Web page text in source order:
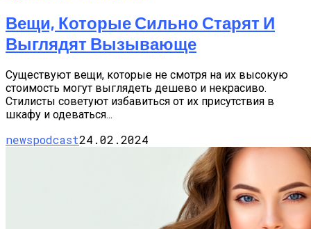
Вещи, Которые Сильно Старят И
Выглядят Вызывающе
Существуют вещи, которые не смотря на их высокую
стоимость могут выглядеть дешево и некрасиво.
Стилисты советуют избавиться от их присутствия в
шкафу и одеваться...
newspodcast24.02.2024